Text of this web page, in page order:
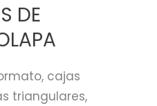
DE
cajas
triangulares,